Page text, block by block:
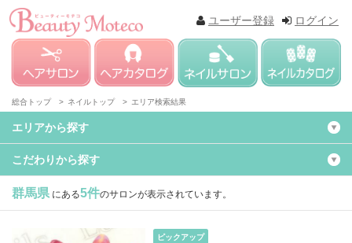
ログイン
ユーザー登録
総合トップ > ネイルトップ > エリア検索結果
エリアから探す
こだわりから探す
群馬県にある5件のサロンが表示されています。
ピックアップ